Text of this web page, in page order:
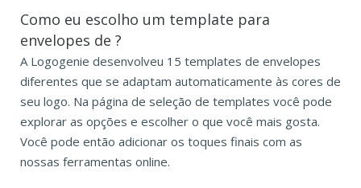
Como eu escolho um template para
envelopes de ?
A Logogenie desenvolveu 15 templates de envelopes
diferentes que se adaptam automaticamente às cores de
seu logo. Na página de seleção de templates você pode
explorar as opções e escolher o que você mais gosta.
Você pode então adicionar os toques finais com as
nossas ferramentas online.